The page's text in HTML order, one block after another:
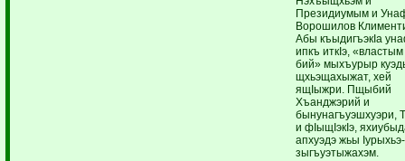
Президиумым и
Ворошилов
Абы къыдигъэкIа
ипкъ иткIэ,
бий» мыхъурыр
щхьэщахыжат, хей
ящIыжри. Пщыбий
Хъанджэрий и
бынунагъуэшхуэри,
и фIыщIэкIэ,
апхуэдэ жьы
зыгъуэтыжахэм.